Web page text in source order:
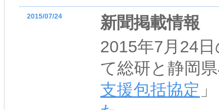
2015/07/24
新聞掲載情報
2015年7月24
て総研と静岡
支援包括協定